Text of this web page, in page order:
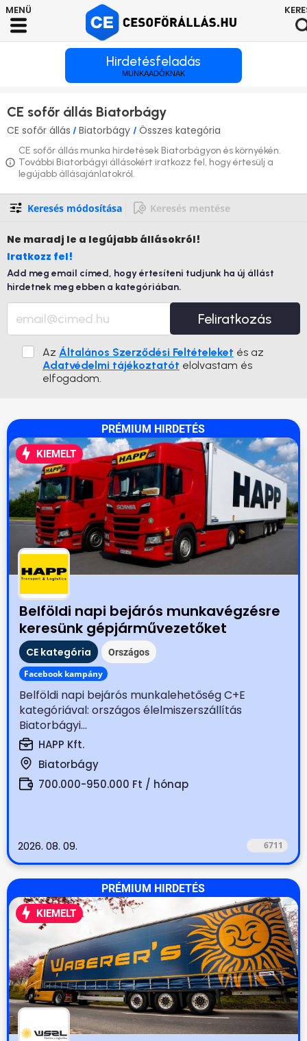
Hirdetésfeladás
MUNKAADÓKNAK
CE sofőr állás Biatorbágy
CE sofőr állás / Biatorbágy / Összes kategória
CE sofőr állás munka hirdetések Biatorbágyon és környékén.
További Biatorbágyi állásokért iratkozz fel, hogy értesülj a
legújabb állásajánlatokról.
Keresés módosítása Keresés mentése
Ne maradj le a legújabb állásokról!
Iratkozz fel!
Add meg email címed, hogy értesíteni tudjunk ha új állást
hirdetnek meg ebben a kategóriában.
Feliratkozás
Az Általános Szerződési Feltételeket és az
Adatvédelmi tájékoztatót elolvastam és
elfogadom.
PRÉMIUM HIRDETÉS
KIEMELT
Belföldi napi bejárós munkavégzésre
keresünk gépjárművezetőket
CE kategória Országos
Facebook kampány
Belföldi napi bejárós munkalehetőség C+E
kategóriával: országos élelmiszerszállítás
Biatorbágyi...
HAPP Kft.
Biatorbágy
700.000-950.000 Ft / hónap
2026. 08. 09. 6711
PRÉMIUM HIRDETÉS
KIEMELT